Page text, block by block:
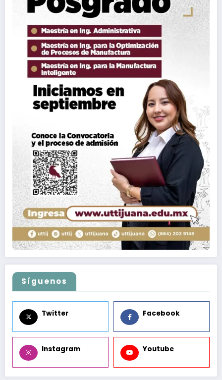
Síguenos
Twitter Facebook
Instagram Youtube